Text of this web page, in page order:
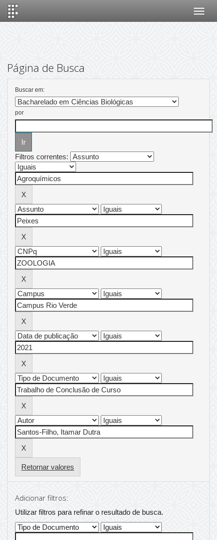
Página de Busca
Buscar em:
por
Filtros correntes:
Retornar valores
Adicionar filtros:
Utilizar filtros para refinar o resultado de busca.